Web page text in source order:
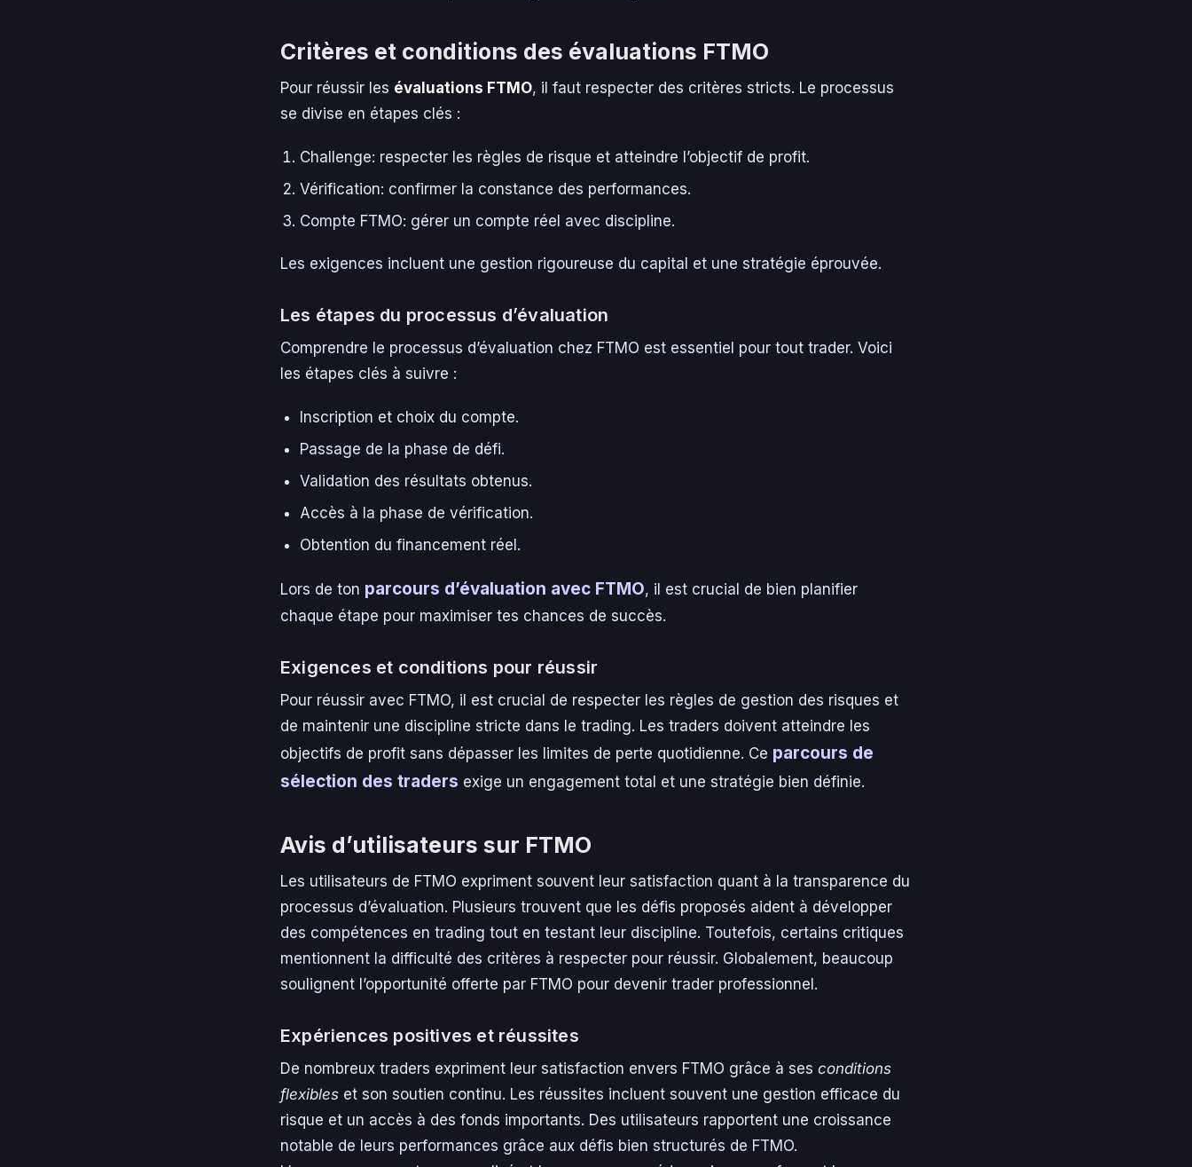
Critères et conditions des évaluations FTMO
Pour réussir les évaluations FTMO, il faut respecter des critères stricts. Le processus
se divise en étapes clés :
Challenge: respecter les règles de risque et atteindre l’objectif de profit.
Vérification: confirmer la constance des performances.
Compte FTMO: gérer un compte réel avec discipline.
Les exigences incluent une gestion rigoureuse du capital et une stratégie éprouvée.
Les étapes du processus d’évaluation
Comprendre le processus d’évaluation chez FTMO est essentiel pour tout trader. Voici
les étapes clés à suivre :
Inscription et choix du compte.
Passage de la phase de défi.
Validation des résultats obtenus.
Accès à la phase de vérification.
Obtention du financement réel.
Lors de ton parcours d’évaluation avec FTMO, il est crucial de bien planifier
chaque étape pour maximiser tes chances de succès.
Exigences et conditions pour réussir
Pour réussir avec FTMO, il est crucial de respecter les règles de gestion des risques et
de maintenir une discipline stricte dans le trading. Les traders doivent atteindre les
objectifs de profit sans dépasser les limites de perte quotidienne. Ce parcours de
sélection des traders exige un engagement total et une stratégie bien définie.
Avis d’utilisateurs sur FTMO
Les utilisateurs de FTMO expriment souvent leur satisfaction quant à la transparence du
processus d’évaluation. Plusieurs trouvent que les défis proposés aident à développer
des compétences en trading tout en testant leur discipline. Toutefois, certains critiques
mentionnent la difficulté des critères à respecter pour réussir. Globalement, beaucoup
soulignent l’opportunité offerte par FTMO pour devenir trader professionnel.
Expériences positives et réussites
De nombreux traders expriment leur satisfaction envers FTMO grâce à ses conditions
flexibles et son soutien continu. Les réussites incluent souvent une gestion efficace du
risque et un accès à des fonds importants. Des utilisateurs rapportent une croissance
notable de leurs performances grâce aux défis bien structurés de FTMO.